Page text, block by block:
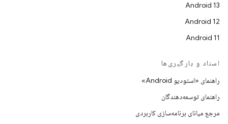
Android 13
Android 12
Android 11
اسناد و بارگیری‌ها
راهنمای «استودیو Android»
راهنمای توسعه‌دهندگان
مرجع میانای برنامه‌سازی کاربردی